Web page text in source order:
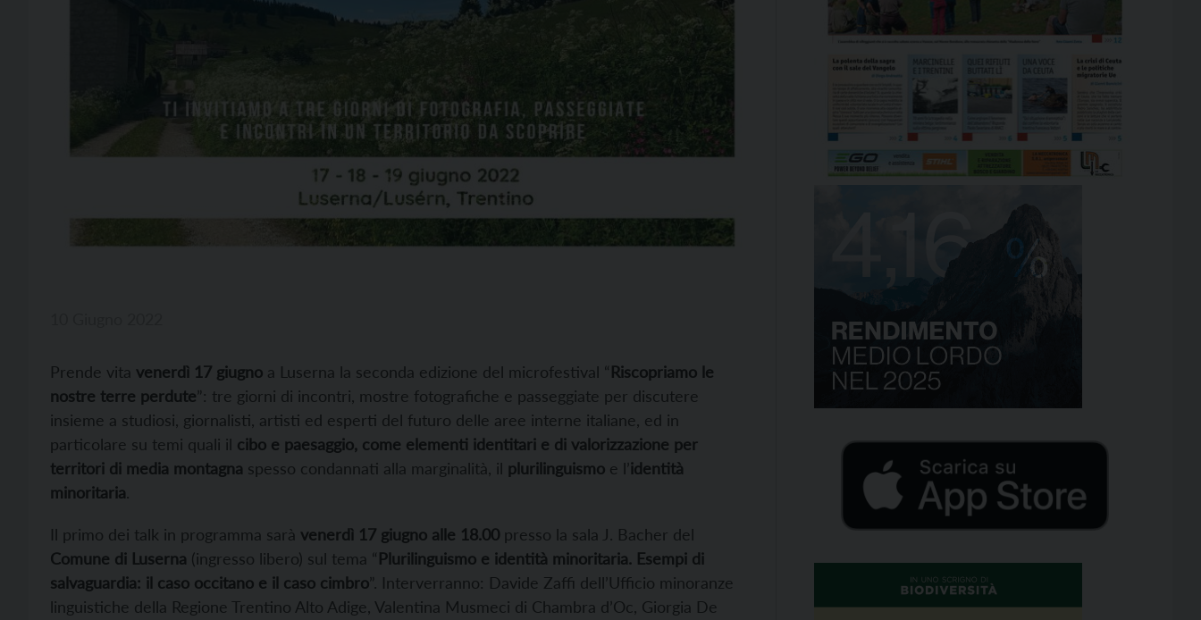
Prende vita venerdì 17 giugno a Luserna la seconda edizione del microfestival “Riscopriamo le
nostre terre perdute”: tre giorni di incontri, mostre fotografiche e passeggiate per discutere
insieme a studiosi, giornalisti, artisti ed esperti del futuro delle aree interne italiane, ed in
particolare su temi quali il cibo e paesaggio, come elementi identitari e di valorizzazione per
territori di media montagna spesso condannati alla marginalità, il plurilinguismo e l’identità
minoritaria.
Il primo dei talk in programma sarà venerdì 17 giugno alle 18.00 presso la sala J. Bacher del
Comune di Luserna (ingresso libero) sul tema “Plurilinguismo e identità minoritaria. Esempi di
salvaguardia: il caso occitano e il caso cimbro”. Interverranno: Davide Zaffi dell’Ufficio minoranze
linguistiche della Regione Trentino Alto Adige, Valentina Musmeci di Chambra d’Oc, Giorgia De